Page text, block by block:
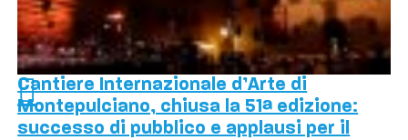
Cantiere Internazionale d’Arte di
Montepulciano, chiusa la 51ª edizione:
successo di pubblico e applausi per il